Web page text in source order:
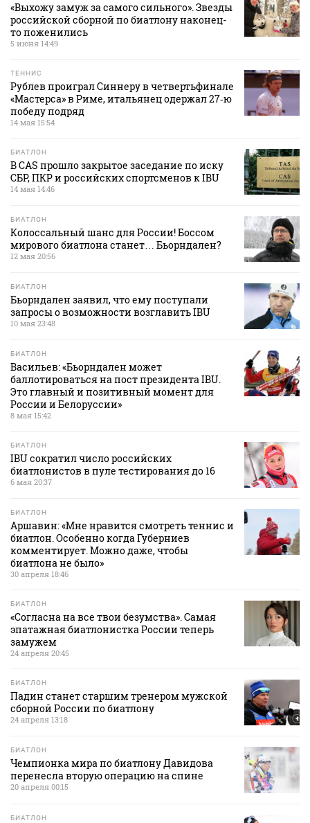
«Выхожу замуж за самого сильного». Звезды
российской сборной по биатлону наконец-
то поженились
5 июня 14:49
ТЕННИС
Рублев проиграл Синнеру в четвертьфинале
«Мастерса» в Риме, итальянец одержал 27‑ю
победу подряд
14 мая 15:54
БИАТЛОН
В CAS прошло закрытое заседание по иску
СБР, ПКР и российских спортсменов к IBU
14 мая 14:46
БИАТЛОН
Колоссальный шанс для России! Боссом
мирового биатлона станет… Бьорндален?
12 мая 20:56
БИАТЛОН
Бьорндален заявил, что ему поступали
запросы о возможности возглавить IBU
10 мая 23:48
БИАТЛОН
Васильев: «Бьорндален может
баллотироваться на пост президента IBU.
Это главный и позитивный момент для
России и Белоруссии»
8 мая 15:42
БИАТЛОН
IBU сократил число российских
биатлонистов в пуле тестирования до 16
6 мая 20:37
БИАТЛОН
Аршавин: «Мне нравится смотреть теннис и
биатлон. Особенно когда Губерниев
комментирует. Можно даже, чтобы
биатлона не было»
30 апреля 18:46
БИАТЛОН
«Согласна на все твои безумства». Самая
эпатажная биатлонистка России теперь
замужем
24 апреля 20:45
БИАТЛОН
Падин станет старшим тренером мужской
сборной России по биатлону
24 апреля 13:18
БИАТЛОН
Чемпионка мира по биатлону Давидова
перенесла вторую операцию на спине
20 апреля 00:15
БИАТЛОН